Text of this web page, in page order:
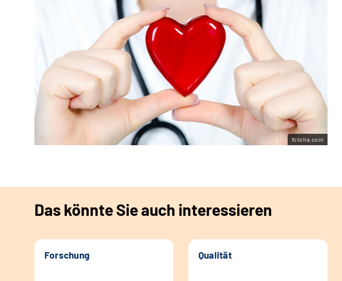
fotolia.com
Das könnte Sie auch interessieren
Forschung Qualität